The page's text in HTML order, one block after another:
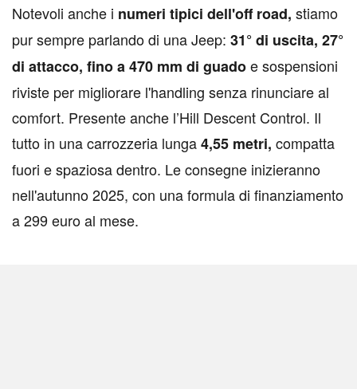
Notevoli anche i numeri tipici dell'off road, stiamo
pur sempre parlando di una Jeep: 31° di uscita, 27°
di attacco, fino a 470 mm di guadoe sospensioni
riviste per migliorare l'handling senza rinunciare al
comfort. Presente anche l’Hill Descent Control. Il
tutto in una carrozzeria lunga4,55 metri, compatta
fuori e spaziosa dentro. Le consegne inizieranno
nell'autunno 2025, con una formula di finanziamento
a 299 euro al mese.